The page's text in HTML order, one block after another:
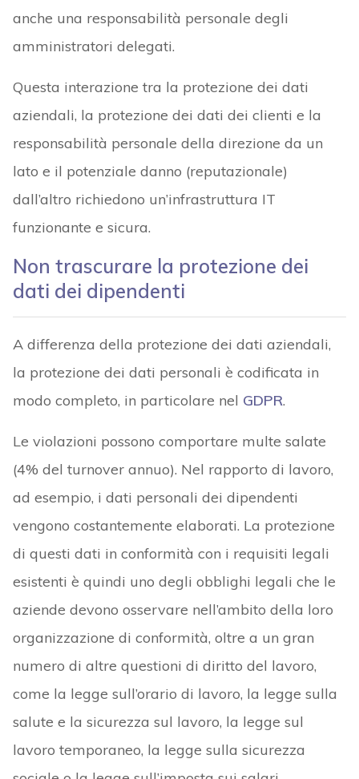
anche una responsabilità personale degli
amministratori delegati.
Questa interazione tra la protezione dei dati
aziendali, la protezione dei dati dei clienti e la
responsabilità personale della direzione da un
lato e il potenziale danno (reputazionale)
dall’altro richiedono un’infrastruttura IT
funzionante e sicura.
Non trascurare la protezione dei
dati dei dipendenti
A differenza della protezione dei dati aziendali,
la protezione dei dati personali è codificata in
modo completo, in particolare nel GDPR.
Le violazioni possono comportare multe salate
(4% del turnover annuo). Nel rapporto di lavoro,
ad esempio, i dati personali dei dipendenti
vengono costantemente elaborati. La protezione
di questi dati in conformità con i requisiti legali
esistenti è quindi uno degli obblighi legali che le
aziende devono osservare nell’ambito della loro
organizzazione di conformità, oltre a un gran
numero di altre questioni di diritto del lavoro,
come la legge sull’orario di lavoro, la legge sulla
salute e la sicurezza sul lavoro, la legge sul
lavoro temporaneo, la legge sulla sicurezza